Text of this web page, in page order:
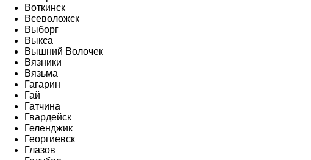
Воткинск
Всеволожск
Выборг
Выкса
Вышний Волочек
Вязники
Вязьма
Гагарин
Гай
Гатчина
Гвардейск
Геленджик
Георгиевск
Глазов